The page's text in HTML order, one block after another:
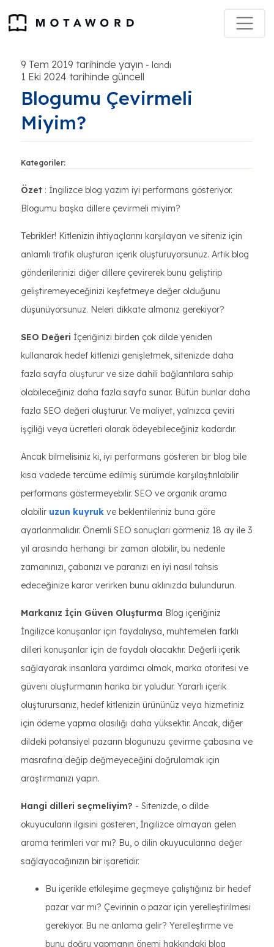
9 Tem 2019 tarihinde yayın - landı
1 Eki 2024 tarihinde güncell
Blogumu Çevirmeli
Miyim?
Kategoriler:
Özet : İngilizce blog yazım iyi performans gösteriyor.
Blogumu başka dillere çevirmeli miyim?
Tebrikler! Kitlenizin ihtiyaçlarını karşılayan ve siteniz için
anlamlı trafik oluşturan içerik oluşturuyorsunuz. Artık blog
gönderilerinizi diğer dillere çevirerek bunu geliştirip
geliştiremeyeceğinizi keşfetmeye değer olduğunu
düşünüyorsunuz. Neleri dikkate almanız gerekiyor?
SEO Değeri İçeriğinizi birden çok dilde yeniden
kullanarak hedef kitlenizi genişletmek, sitenizde daha
fazla sayfa oluşturur ve size dahili bağlantılara sahip
olabileceğiniz daha fazla sayfa sunar. Bütün bunlar daha
fazla SEO değeri oluşturur. Ve maliyet, yalnızca çeviri
işçiliği veya ücretleri olarak ödeyebileceğiniz kadardır.
Ancak bilmelisiniz ki, iyi performans gösteren bir blog bile
kısa vadede tercüme edilmiş sürümde karşılaştırılabilir
performans göstermeyebilir. SEO ve organik arama
olabilir uzun kuyruk ve beklentileriniz buna göre
ayarlanmalıdır. Önemli SEO sonuçları görmeniz 18 ay ile 3
yıl arasında herhangi bir zaman alabilir, bu nedenle
zamanınızı, çabanızı ve paranızı en iyi nasıl tahsis
edeceğinize karar verirken bunu aklınızda bulundurun.
Markanız İçin Güven Oluşturma Blog içeriğiniz
İngilizce konuşanlar için faydalıysa, muhtemelen farklı
dilleri konuşanlar için de faydalı olacaktır. Değerli içerik
sağlayarak insanlara yardımcı olmak, marka otoritesi ve
güveni oluşturmanın harika bir yoludur. Yararlı içerik
oluşturursanız, hedef kitlenizin ürününüz veya hizmetiniz
için ödeme yapma olasılığı daha yüksektir. Ancak, diğer
dildeki potansiyel pazarın blogunuzu çevirme çabasına ve
masrafına değip değmeyeceğini doğrulamak için
araştırmanızı yapın.
Hangi dilleri seçmeliyim? - Sitenizde, o dilde
okuyucuların ilgisini gösteren, İngilizce olmayan gelen
arama terimleri var mı? Bu, o dilin okuyucularına değer
sağlayacağınızın bir işaretidir.
Bu içerikle etkileşime geçmeye çalıştığınız bir hedef
pazar var mı? Çevirinin o pazar için yerelleştirilmesi
gerekiyor. Bu ne anlama gelir? Yerelleştirme ve
bunu doğru yapmanın önemi hakkındaki blog